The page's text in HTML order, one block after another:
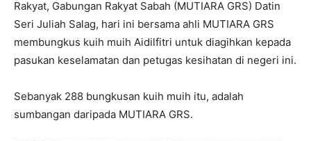
Rakyat, Gabungan Rakyat Sabah (MUTIARA GRS) Datin
Seri Juliah Salag, hari ini bersama ahli MUTIARA GRS
membungkus kuih muih Aidilfitri untuk diagihkan kepada
pasukan keselamatan dan petugas kesihatan di negeri ini.
Sebanyak 288 bungkusan kuih muih itu, adalah
sumbangan daripada MUTIARA GRS.